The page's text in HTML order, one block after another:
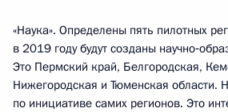
«Наука». Определены пять пилотных
в 2019 году будут созданы
Это Пермский край, Белгородская,
Нижегородская и Тюменская области.
по инициативе самих регионов. Это